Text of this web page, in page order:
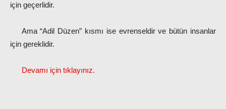
için geçerlidir.
Ama “Adil Düzen” kısmı ise evrenseldir ve bütün insanlar
için gereklidir.
Devamı için tıklayınız.